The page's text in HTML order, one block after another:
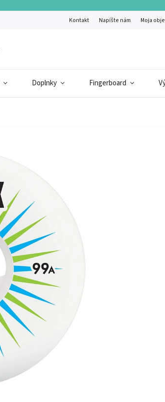
Kontakt Napíšte nám Moja
Doplnky Fingerboard